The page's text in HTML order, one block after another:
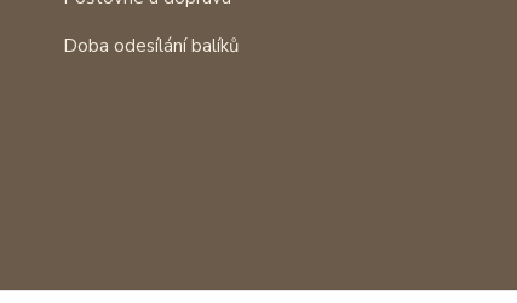
Doba odesílání balíků